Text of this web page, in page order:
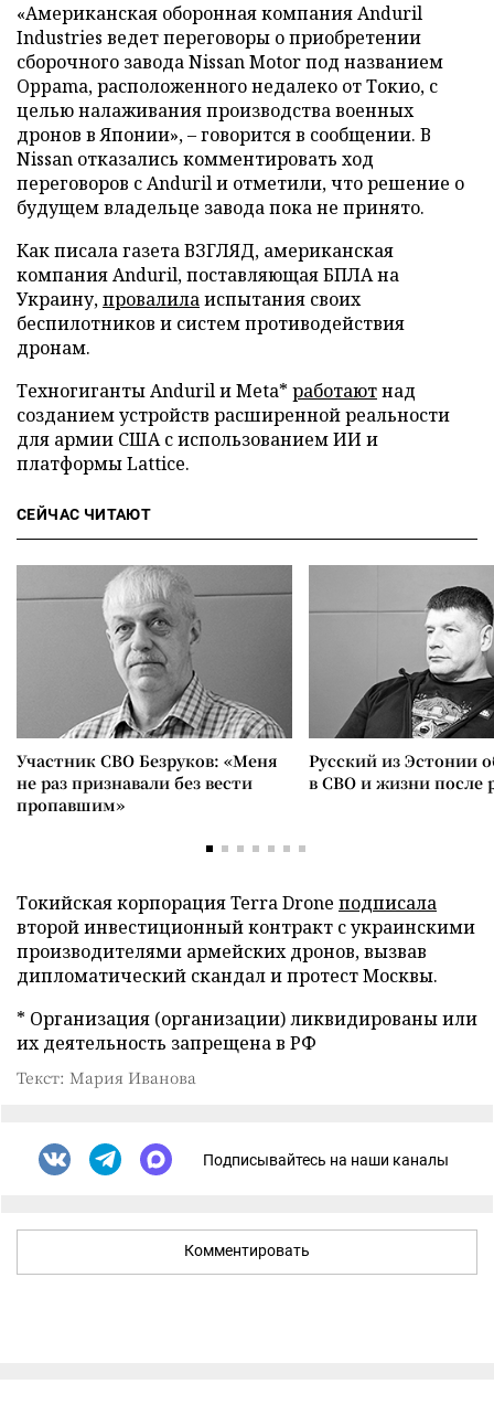
«Американская оборонная компания Anduril
Industries ведет переговоры о приобретении
сборочного завода Nissan Motor под названием
Oppama, расположенного недалеко от Токио, с
целью налаживания производства военных
дронов в Японии», – говорится в сообщении. В
Nissan отказались комментировать ход
переговоров с Anduril и отметили, что решение о
будущем владельце завода пока не принято.
Как писала газета ВЗГЛЯД, американская
компания Anduril, поставляющая БПЛА на
Украину,провалилаиспытания своих
беспилотников и систем противодействия
дронам.
Техногиганты Anduril и Meta* работаютнад
созданием устройств расширенной реальности
для армии США с использованием ИИ и
платформы Lattice.
СЕЙЧАС ЧИТАЮТ
Участник СВО Безруков: «Меня
не раз признавали без вести
пропавшим»
Русский из Эстонии
в СВО и жизни после
Токийская корпорация Terra Drone подписала
второй инвестиционный контракт с украинскими
производителями армейских дронов, вызвав
дипломатический скандал и протест Москвы.
* Организация (организации) ликвидированы или
их деятельность запрещена в РФ
Текст: Мария Иванова
Подписывайтесь на наши каналы
Комментировать